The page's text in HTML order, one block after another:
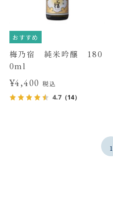
おすすめ
梅乃宿 純米吟醸 180
0ml
¥4,400税込
4.7（14）
1